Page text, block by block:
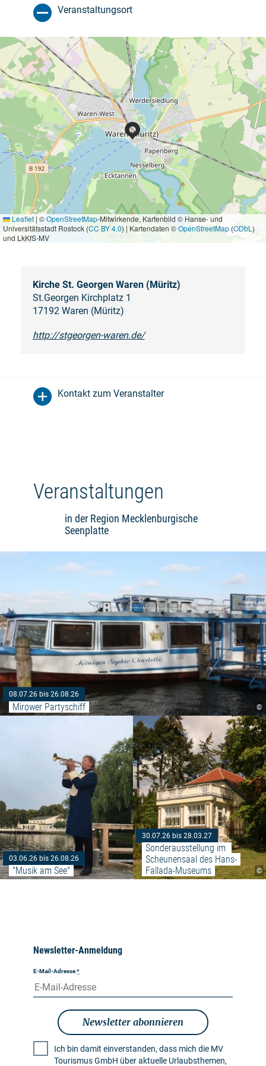
Veranstaltungsort
Leaflet | ©OpenStreetMap-Mitwirkende, Kartenbild © Hanse- und
Universitätsstadt Rostock (CC BY 4.0) | Kartendaten ©OpenStreetMap (ODbL )
und LkKfS-MV
Kirche St. Georgen Waren (Müritz)
St.Georgen Kirchplatz 1
17192 Waren (Müritz)
http://stgeorgen-waren.de/
Kontakt zum Veranstalter
Veranstaltungen
in der Region Mecklenburgische
Seenplatte
©
08.07.26 bis 26.08.26
Mirower Partyschiff
03.06.26 bis 26.08.26
"Musik am See"
Weiterlesen: ""Musik am See""
©
30.07.26 bis 28.03.27
Sonderausstellung im
Scheunensaal des Hans-
Fallada-Museums
Newsletter-Anmeldung
E-Mail-Adresse*
Newsletter abonnieren
Ich bin damit einverstanden, dass mich die MV
Tourismus GmbH über aktuelle Urlaubsthemen,